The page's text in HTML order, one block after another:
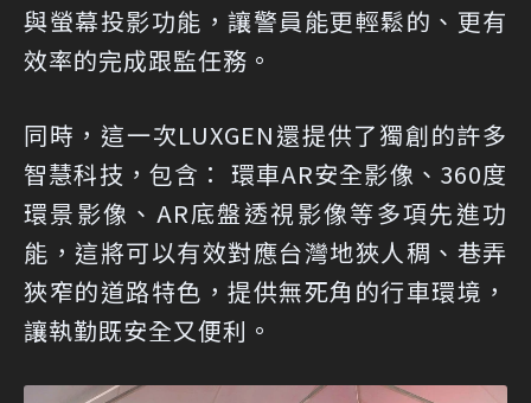
與螢幕投影功能，讓警員能更輕鬆的、更有
效率的完成跟監任務。
同時，這一次LUXGEN還提供了獨創的許多
智慧科技，包含： 環車AR安全影像、360度
環景影像、AR底盤透視影像等多項先進功
能，這將可以有效對應台灣地狹人稠、巷弄
狹窄的道路特色，提供無死角的行車環境，
讓執勤既安全又便利。